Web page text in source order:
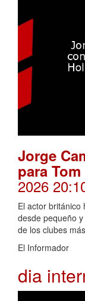
Jorge
para
2026
El actor británico
desde pequeño
de los clubes
El Informador
dia